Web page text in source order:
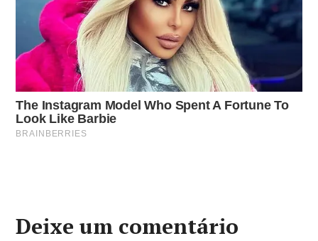
Deixe um comentário